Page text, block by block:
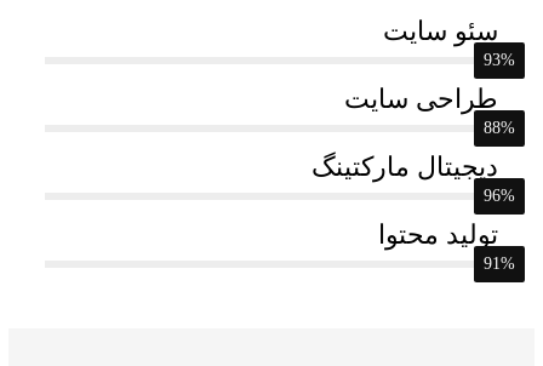
93%
سئو سایت
88%
طراحی سایت
96%
دیجیتال مارکتینگ
91%
تولید محتوا